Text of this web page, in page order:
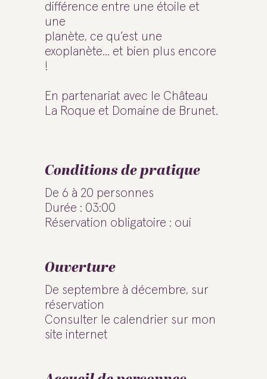
différence entre une étoile et
une
planète, ce qu’est une
exoplanète... et bien plus encore
!
En partenariat avec le Château
La Roque et Domaine de Brunet.
Conditions de pratique
De 6 à 20 personnes
Durée : 03:00
Réservation obligatoire : oui
Ouverture
De septembre à décembre, sur
réservation
Consulter le calendrier sur mon
site internet